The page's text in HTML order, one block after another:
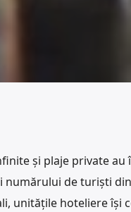
și plaje private
numărului de turiști
unitățile hoteliere își